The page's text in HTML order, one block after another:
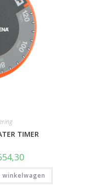
TIMER
winkelwagen